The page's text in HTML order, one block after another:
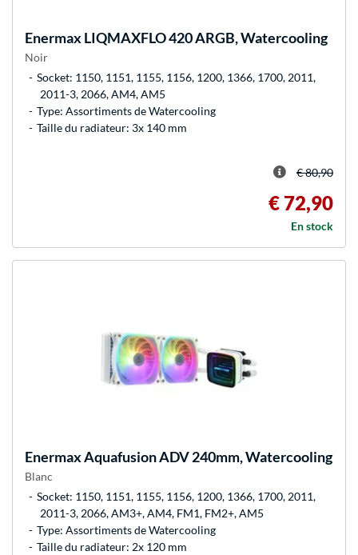
EnermaxLIQMAXFLO 420 ARGB, Watercooling
Noir
Socket: 1150, 1151, 1155, 1156, 1200, 1366, 1700, 2011,
2011-3, 2066, AM4, AM5
Type: Assortiments de Watercooling
Taille du radiateur: 3x 140 mm
€ 80,90
€ 72,90
En stock
EnermaxAquafusion ADV 240mm, Watercooling
Blanc
Socket: 1150, 1151, 1155, 1156, 1200, 1366, 1700, 2011,
2011-3, 2066, AM3+, AM4, FM1, FM2+, AM5
Type: Assortiments de Watercooling
Taille du radiateur: 2x 120 mm